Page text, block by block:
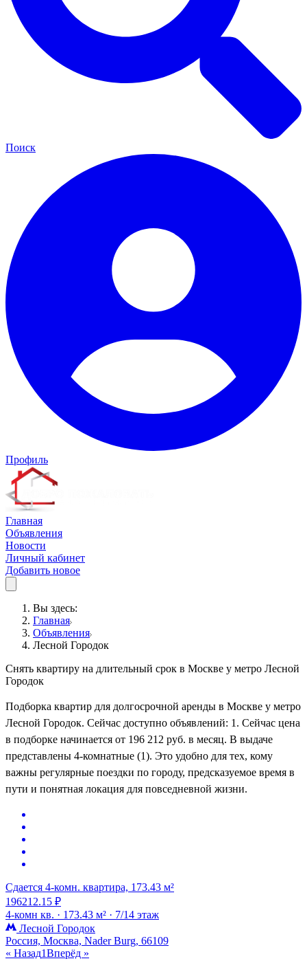
Поиск
Профиль
Главная
Объявления
Новости
Личный кабинет
Добавить новое
Вы здесь:
Главная
Объявления
Лесной Городок
Снять квартиру на длительный срок в Москве у метро Лесной
Городок
Подборка квартир для долгосрочной аренды в Москве у метро
Лесной Городок. Сейчас доступно объявлений: 1. Сейчас цена
в подборке начинается от 196 212 руб. в месяц. В выдаче
представлены 4-комнатные (1). Это удобно для тех, кому
важны регулярные поездки по городу, предсказуемое время в
пути и понятная локация для повседневной жизни.
Сдается 4-комн. квартира, 173.43 м²
196212.15 ₽
4-комн кв. · 173.43 м² · 7/14 этаж
Лесной Городок
Россия, Москва, Nader Burg, 66109
« Назад1Вперёд »